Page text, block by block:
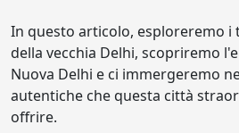
In questo articolo, esploreremo i
della vecchia Delhi, scopriremo
Nuova Delhi e ci immergeremo
autentiche che questa città
offrire.